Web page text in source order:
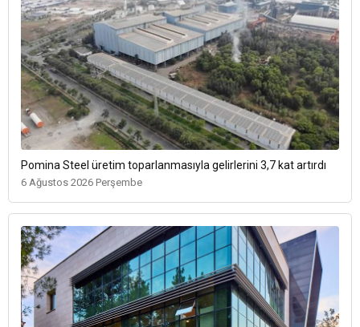
Pomina Steel üretim toparlanmasıyla gelirlerini 3,7 kat artırdı
6 Ağustos 2026 Perşembe